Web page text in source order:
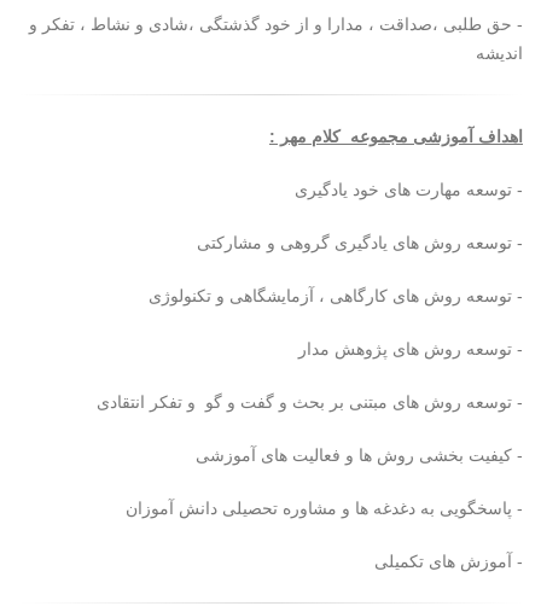
- حق طلبی ،صداقت ، مدارا و از خود گذشتگی ،شادی و نشاط ، تفکر و
اندیشه
اهداف آموزشی مجموعه کلام مهر :
- توسعه مهارت های خود یادگیری
- توسعه روش های یادگیری گروهی و مشارکتی
- توسعه روش های کارگاهی ، آزمایشگاهی و تکنولوژی
- توسعه روش های پژوهش مدار
- توسعه روش های مبتنی بر بحث و گفت و گو و تفکر انتقادی
- کیفیت بخشی روش ها و فعالیت های آموزشی
- پاسخگویی به دغدغه ها و مشاوره تحصیلی دانش آموزان
- آموزش های تکمیلی